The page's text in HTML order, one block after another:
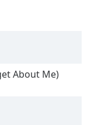
About Me)